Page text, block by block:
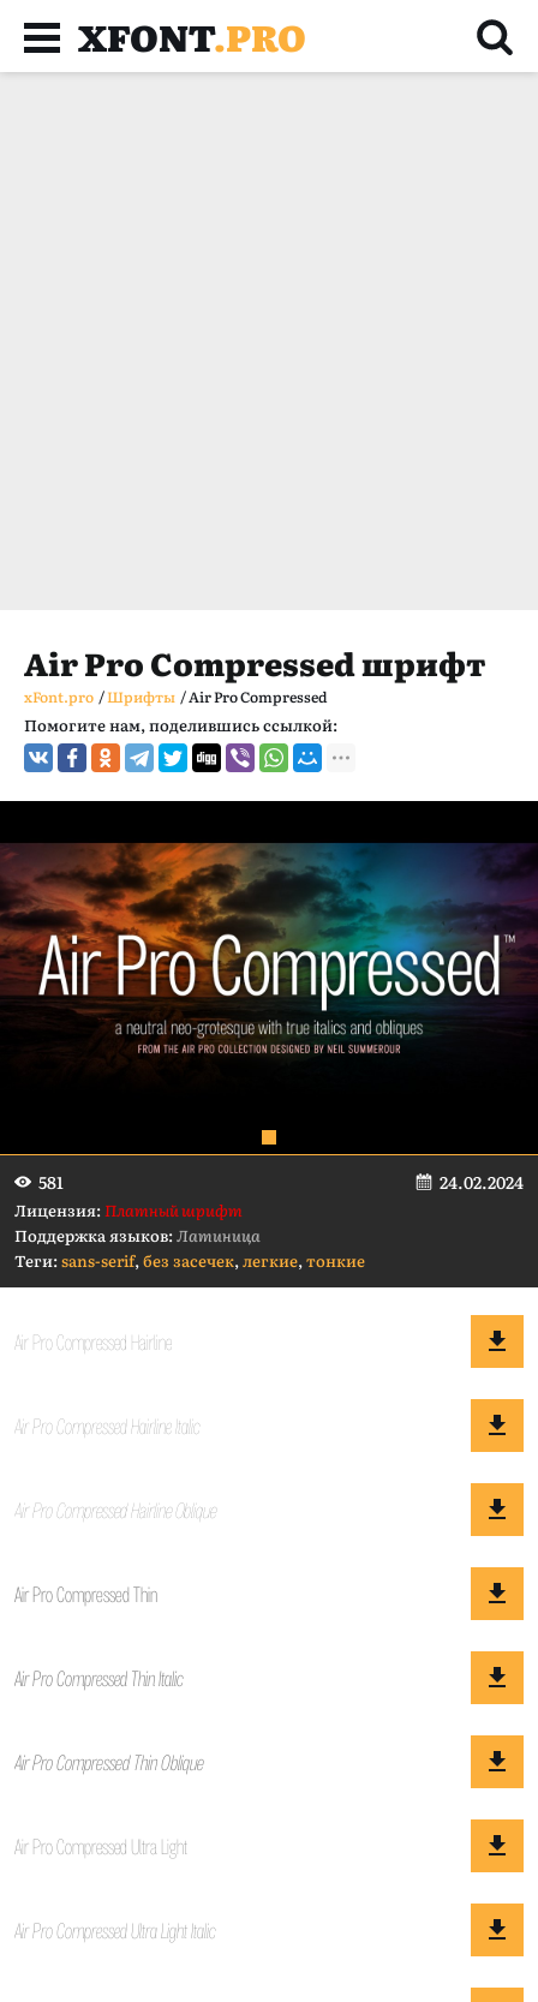
XFONT.PRO
Air Pro Compressed шрифт
xFont.pro /Шрифты /Air Pro Compressed
Помогите нам, поделившись ссылкой:
581 24.02.2024
Лицензия: Платный шрифт
Поддержка языков:Латиница
Теги:sans-serif, без засечек, легкие, тонкие